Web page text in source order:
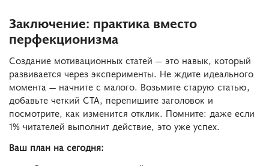
Заключение: практика вместо
перфекционизма
Создание мотивационных статей — это навык, который
развивается через эксперименты. Не ждите идеального
момента — начните с малого. Возьмите старую статью,
добавьте четкий CTA, перепишите заголовок и
посмотрите, как изменится отклик. Помните: даже если
1% читателей выполнит действие, это уже успех.
Ваш план на сегодня: